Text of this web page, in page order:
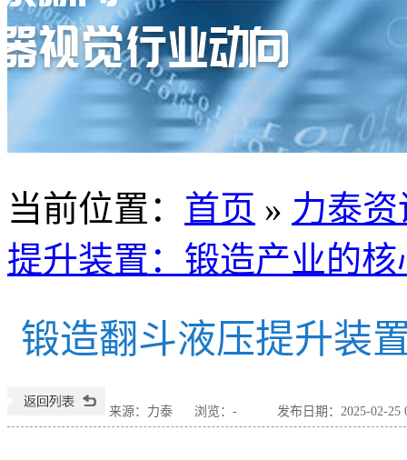
当前位置 ： 首页 » 力泰资
提升装置：锻造产业的核
锻造翻斗液压提升装
来源：力泰 浏览： - 发布日期：2025-02-25